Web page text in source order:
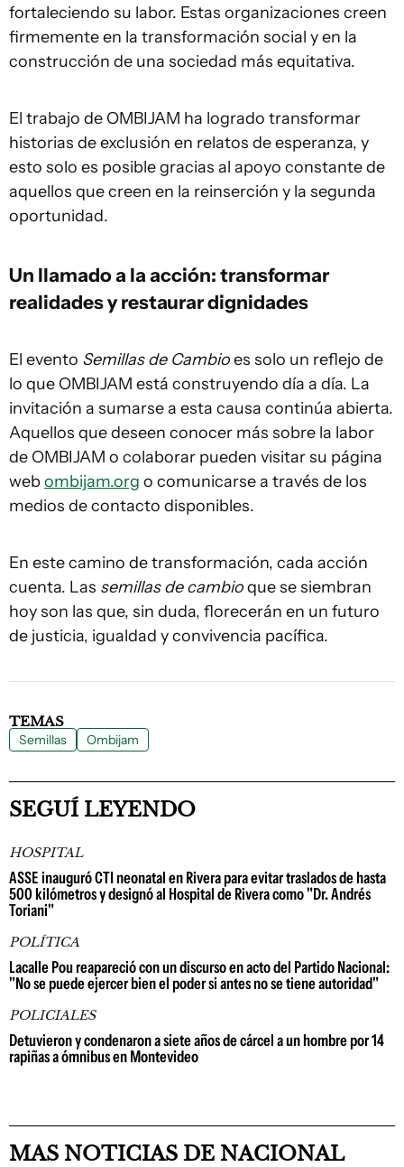
fortaleciendo su labor. Estas organizaciones creen
firmemente en la transformación social y en la
construcción de una sociedad más equitativa.
El trabajo de OMBIJAM ha logrado transformar
historias de exclusión en relatos de esperanza, y
esto solo es posible gracias al apoyo constante de
aquellos que creen en la reinserción y la segunda
oportunidad.
Un llamado a la acción: transformar
realidades y restaurar dignidades
El evento Semillas de Cambioes solo un reflejo de
lo que OMBIJAM está construyendo día a día. La
invitación a sumarse a esta causa continúa abierta.
Aquellos que deseen conocer más sobre la labor
de OMBIJAM o colaborar pueden visitar su página
webombijam.org o comunicarse a través de los
medios de contacto disponibles.
En este camino de transformación, cada acción
cuenta. Las semillas de cambioque se siembran
hoy son las que, sin duda, florecerán en un futuro
de justicia, igualdad y convivencia pacífica.
TEMAS
Semillas Ombijam
SEGUÍ LEYENDO
HOSPITAL
ASSE inauguró CTI neonatal en Rivera para evitar traslados de hasta
500 kilómetros y designó al Hospital de Rivera como "Dr. Andrés
Toriani"
POLÍTICA
Lacalle Pou reapareció con un discurso en acto del Partido Nacional:
"No se puede ejercer bien el poder si antes no se tiene autoridad"
POLICIALES
Detuvieron y condenaron a siete años de cárcel a un hombre por 14
rapiñas a ómnibus en Montevideo
MAS NOTICIAS DE NACIONAL